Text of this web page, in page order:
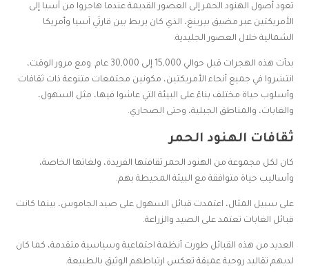
تعود أصول الهنود الحمر إلى العصور القديمة عندما هاجروا من آسيا إلى
الأمريكتين عبر مضيق بيرينغ، الذي كان يربط بين قارتَي آسيا وأمريكا
الشمالية خلال العصور الجليدية.
بدأت هذه الهجرات قبل حوالي 15,000 إلى 30,000 عام. ومع مرور الوقت،
انتشروا في جميع أنحاء الأمريكتين، مكونين مجتمعات متنوعة ذات ثقافات
وأسلوب حياة مختلف بناءً على البيئة التي عاشوا فيها، مثل السهول،
والغابات، والمناطق الجبلية، وحتى الصحاري.
ثقافات الهنود الحمر
كان لكل مجموعة من الهنود الحمر ثقافتها الفريدة، ولغاتها الخاصة،
وأساليب حياة متوافقة مع البيئة المحيطة بهم.
على سبيل المثال، اعتمدت قبائل السهول على صيد الجاموس، بينما كانت
قبائل الغابات تعتمد على الصيد والزراعة.
العديد من هذه القبائل طورت أنظمة اجتماعية وسياسية متقدمة، كما كان
لديهم تقاليد روحية عميقة تعكس ارتباطهم الوثيق بالطبيعة.